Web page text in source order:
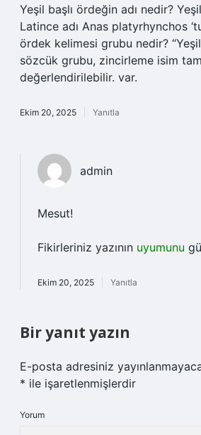
Yeşil başlı ördeğin adı nedir?
Latince adı Anas platyrhynchos
ördek kelimesi grubu nedir?
sözcük grubu, zincirleme isim
değerlendirilebilir. var.
Ekim 20, 2025 Yanıtla
admin
Mesut!
Fikirleriniz yazının uyumunu
Ekim 20, 2025 Yanıtla
Bir yanıt yazın
E-posta adresiniz
* ile işaretlenmişlerdir
Yorum